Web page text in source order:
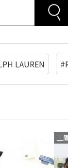
LAUREN
三